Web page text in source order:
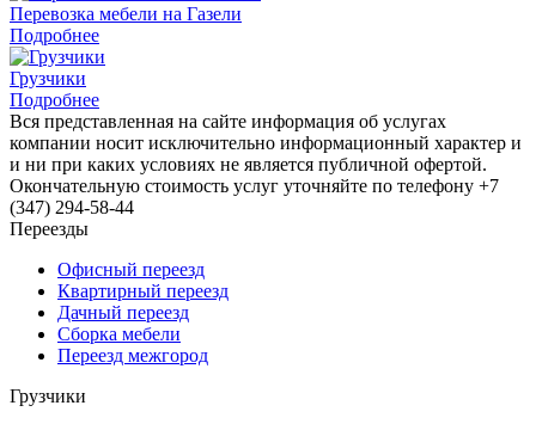
Перевозка мебели на Газели
Подробнее
Грузчики
Подробнее
Вся представленная на сайте информация об услугах
компании носит исключительно информационный характер и
и ни при каких условиях не является публичной офертой.
Окончательную стоимость услуг уточняйте по телефону +7
(347) 294-58-44
Переезды
Офисный переезд
Квартирный переезд
Дачный переезд
Сборка мебели
Переезд межгород
Грузчики